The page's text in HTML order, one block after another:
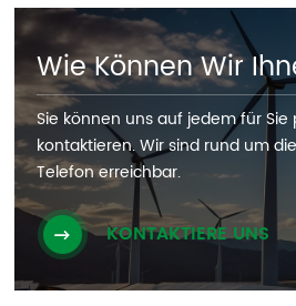
Wie Können Wir
Sie können uns auf jedem für
kontaktieren. Wir sind rund um
Telefon erreichbar.
KONTAKTIERE UNS